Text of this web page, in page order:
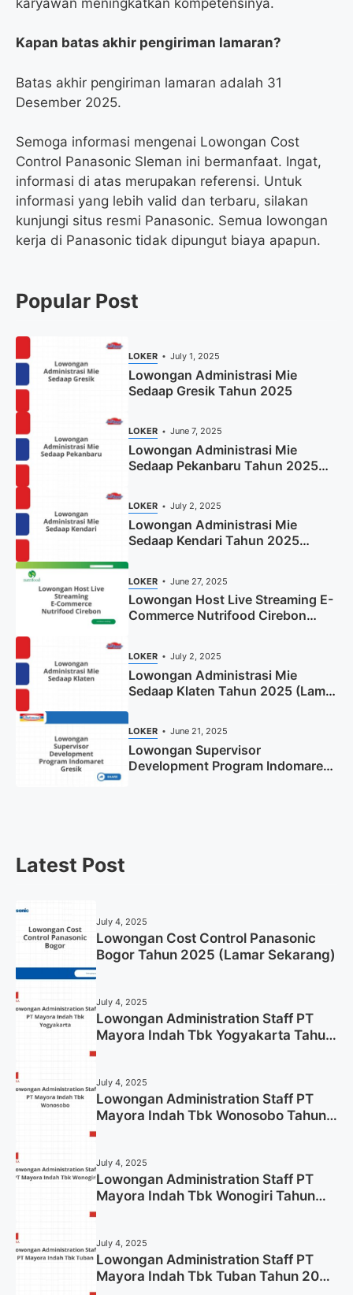
Kapan batas akhir pengiriman lamaran?
Batas akhir pengiriman lamaran adalah 31
Desember 2025.
Semoga informasi mengenai Lowongan Cost
Control Panasonic Sleman ini bermanfaat. Ingat,
informasi di atas merupakan referensi. Untuk
informasi yang lebih valid dan terbaru, silakan
kunjungi situs resmi Panasonic. Semua lowongan
kerja di Panasonic tidak dipungut biaya apapun.
Popular Post
LOKER July 1, 2025
Lowongan Administrasi Mie
Sedaap Gresik Tahun 2025
LOKER June 7, 2025
Lowongan Administrasi Mie
Sedaap Pekanbaru Tahun 2025
LOKER July 2, 2025
Lowongan Administrasi Mie
Sedaap Kendari Tahun 2025
LOKER June 27, 2025
Lowongan Host Live Streaming E-
Commerce Nutrifood Cirebon
LOKER July 2, 2025
Lowongan Administrasi Mie
Sedaap Klaten Tahun 2025 (Lamar
LOKER June 21, 2025
Lowongan Supervisor
Development Program Indomaret
Latest Post
July 4, 2025
Lowongan Cost Control Panasonic
Bogor Tahun 2025 (Lamar Sekarang)
July 4, 2025
Lowongan Administration Staff PT
Mayora Indah Tbk Yogyakarta Tahun
July 4, 2025
Lowongan Administration Staff PT
Mayora Indah Tbk Wonosobo Tahun
July 4, 2025
Lowongan Administration Staff PT
Mayora Indah Tbk Wonogiri Tahun
July 4, 2025
Lowongan Administration Staff PT
Mayora Indah Tbk Tuban Tahun 2025